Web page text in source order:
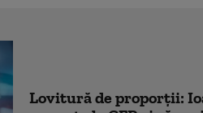
Lovitură de proporții: